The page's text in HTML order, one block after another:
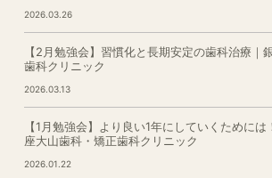
2026.03.26
【2月勉強会】習慣化と長期安定の歯科治療｜
歯科クリニック
2026.03.13
【1月勉強会】より良い1年にしていくために
座大山歯科・矯正歯科クリニック
2026.01.22